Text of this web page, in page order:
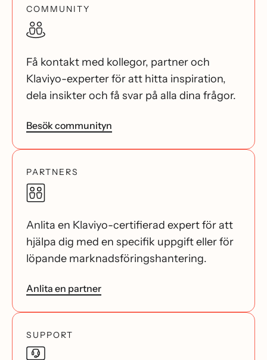
COMMUNITY
Få kontakt med kollegor, partner och
Klaviyo-experter för att hitta inspiration,
dela insikter och få svar på alla dina frågor.
Besök communityn
PARTNERS
Anlita en Klaviyo-certifierad expert för att
hjälpa dig med en specifik uppgift eller för
löpande marknadsföringshantering.
Anlita en partner
SUPPORT